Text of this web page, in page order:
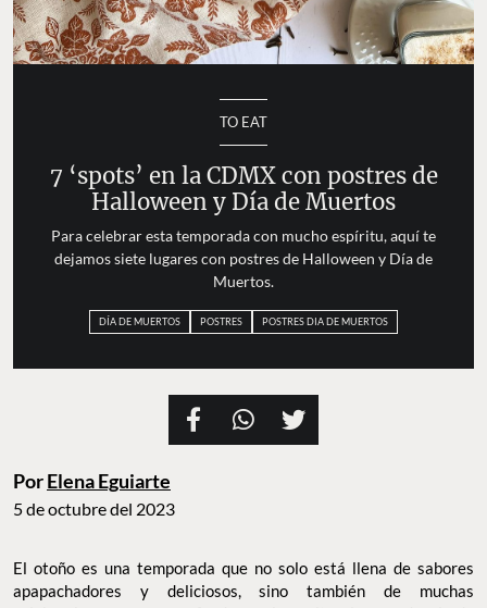
TO EAT
7 ‘spots’ en la CDMX con postres de
Halloween y Día de Muertos
Para celebrar esta temporada con mucho espíritu, aquí te
dejamos siete lugares con postres de Halloween y Día de
Muertos.
DÍA DE MUERTOS POSTRES POSTRES DIA DE MUERTOS
PorElena Eguiarte
5 de octubre del 2023
El otoño es una temporada que no solo está llena de sabores
apapachadores y deliciosos, sino también de muchas